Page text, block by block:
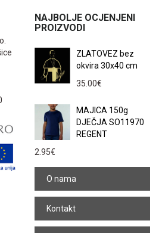
NAJBOLJE OCJENJENI
PROIZVODI
ZLATOVEZ bez
okvira 30x40 cm
35.00€
MAJICA 150g
DJEČJA SO11970
REGENT
2.95€
O nama
Kontakt